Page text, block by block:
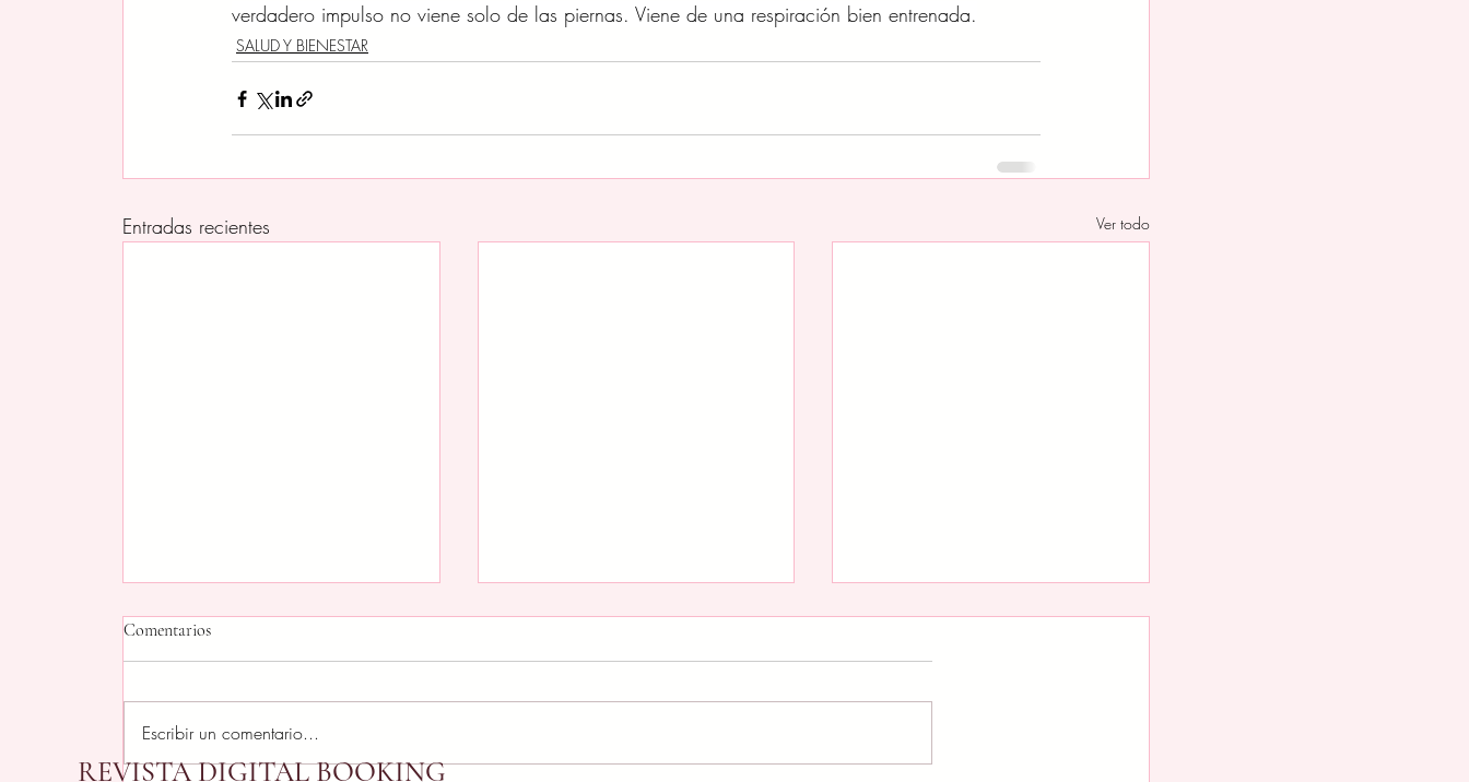
verdadero impulso no viene solo de las piernas. Viene de una respiración bien entrenada.
SALUD Y BIENESTAR
Entradas recientes Ver todo
Comentarios
Escribir un comentario...
REVISTA DIGITAL BOOKING